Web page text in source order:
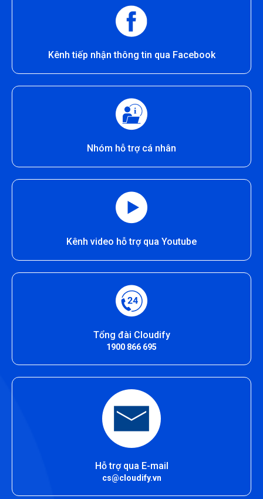
Kênh tiếp nhận thông tin qua Facebook
Nhóm hỗ trợ cá nhân
Kênh video hỗ trợ qua Youtube
Tổng đài Cloudify
1900 866 695
Hỗ trợ qua E-mail
cs@cloudify.vn